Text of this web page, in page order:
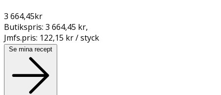
3 664,45kr
Butikspris: 3 664,45 kr,
Jmfs.pris: 122,15 kr / styck
Se mina recept